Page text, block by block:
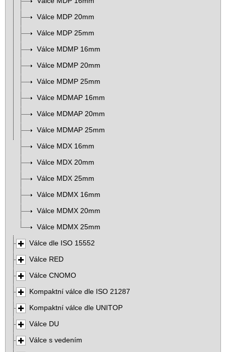
Válce MDP 20mm
Válce MDP 25mm
Válce MDMP 16mm
Válce MDMP 20mm
Válce MDMP 25mm
Válce MDMAP 16mm
Válce MDMAP 20mm
Válce MDMAP 25mm
Válce MDX 16mm
Válce MDX 20mm
Válce MDX 25mm
Válce MDMX 16mm
Válce MDMX 20mm
Válce MDMX 25mm
Válce dle ISO 15552
Válce RED
Válce CNOMO
Kompaktní válce dle ISO 21287
Kompaktní válce dle UNITOP
Válce DU
Válce s vedením